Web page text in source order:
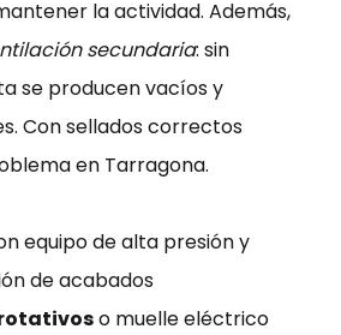
la actividad. Además,
secundaria: sin
se producen vacíos y
Con sellados correctos
en Tarragona.
equipo de alta presión y
de acabados
o muelle eléctrico